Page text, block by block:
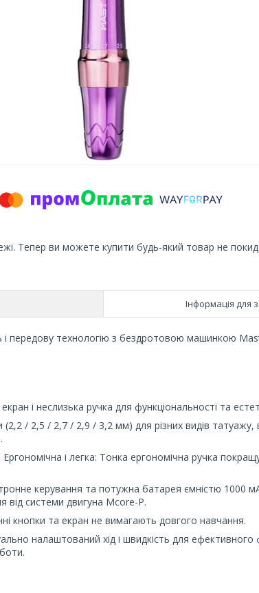
Тепер ви можете купити будь-який товар не
Інформація для
і передову технологію з бездротовою машинкою
і неслизька ручка для функціональності та
(2,2 / 2,5 / 2,7 / 2,9 / 3,2 мм) для різних видів татуажу,
і легка: Тонка ергономічна ручка
керування та потужна батарея ємністю 1000
від системи двигуна Mcore-P.
кнопки та екран не вимагають довгого навчання.
налаштований хід і швидкість для